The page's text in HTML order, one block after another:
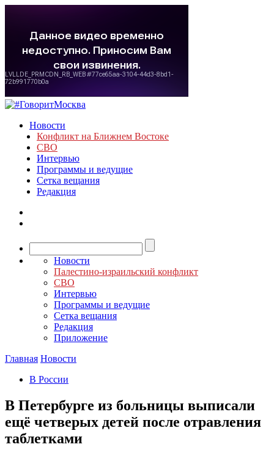
Новости
Конфликт на Ближнем Востоке
СВО
Интервью
Программы и ведущие
Сетка вещания
Редакция
Новости
Палестино-израильский конфликт
СВО
Интервью
Программы и ведущие
Сетка вещания
Редакция
Приложение
Главная Новости
В России
В Петербурге из больницы выписали
ещё четверых детей после отравления
таблетками